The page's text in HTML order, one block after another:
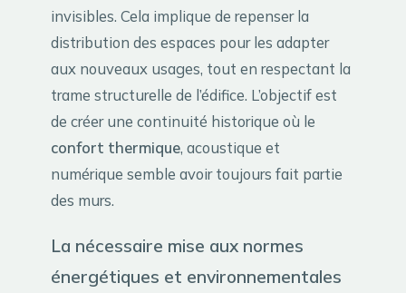
invisibles. Cela implique de repenser la
distribution des espaces pour les adapter
aux nouveaux usages, tout en respectant la
trame structurelle de l’édifice. L’objectif est
de créer une continuité historique où le
confort thermique, acoustique et
numérique semble avoir toujours fait partie
des murs.
La nécessaire mise aux normes
énergétiques et environnementales